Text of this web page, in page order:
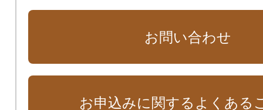
お問い合わせ
お申込みに関するよくある